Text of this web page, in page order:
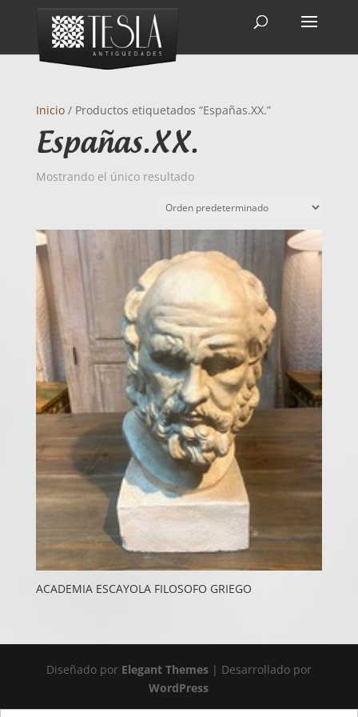
Inicio/ Productos etiquetados “Españas.XX.”
Españas.XX.
Mostrando el único resultado
ACADEMIA ESCAYOLA FILOSOFO GRIEGO
Diseñado por Elegant Themes| Desarrollado por
WordPress